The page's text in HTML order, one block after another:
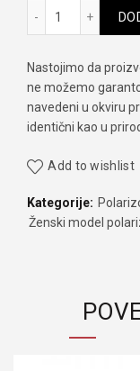
Christian
Nastojimo da
ne možemo
navedeni u okviru
identični kao u
Add to wishlist
Kategorije:
Ženski model